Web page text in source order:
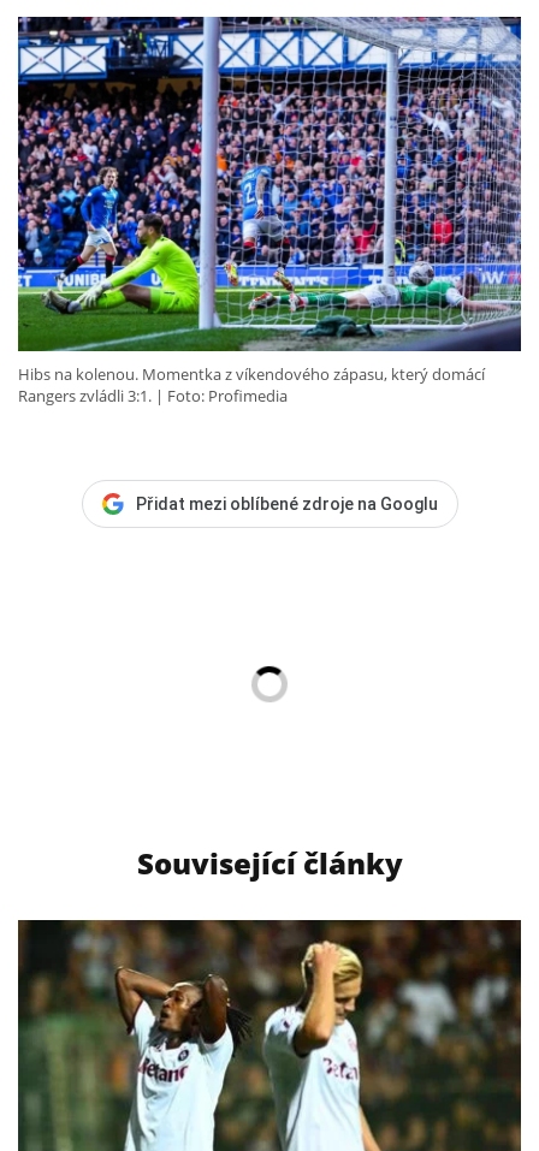
Hibs na kolenou. Momentka z víkendového zápasu, který domácí
Rangers zvládli 3:1.
Foto: Profimedia
Přidat mezi oblíbené zdroje na Googlu
Související články